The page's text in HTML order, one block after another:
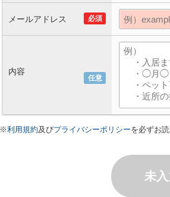
必須
メールアドレス
任意
内容
※利用規約及びプライバシーポリシーを必ずお
未